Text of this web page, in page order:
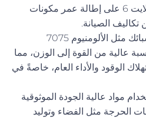
التنجستن كربيد وستلايت 6 على إطالة عمر مكونات
الصيانة.
: توفر سبائك مثل الألومنيوم 7075
نسبة عالية من القوة إلى الوزن، مما
الوقود والأداء العام، خاصةً في
مواد عالية الجودة الموثوقية
الحرجة مثل الفضاء وتوليد